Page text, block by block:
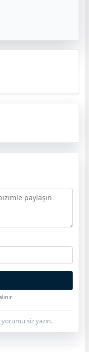
siz yazın.